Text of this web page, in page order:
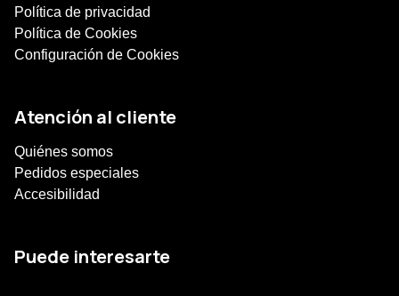
Política de privacidad
Política de Cookies
Configuración de Cookies
Atención al cliente
Quiénes somos
Pedidos especiales
Accesibilidad
Puede interesarte